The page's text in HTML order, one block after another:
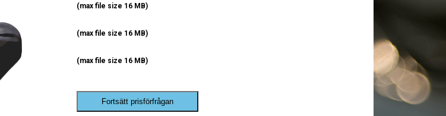
(max file size 16 MB)
(max file size 16 MB)
(max file size 16 MB)
Fortsätt prisförfrågan